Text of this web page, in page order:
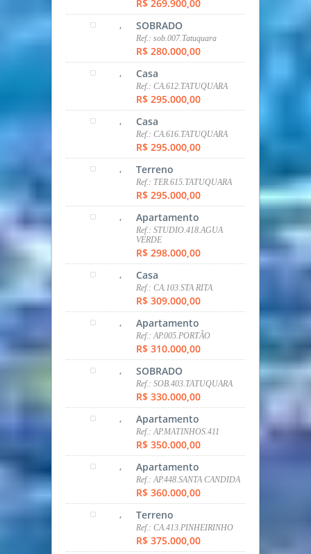
R$ 269.900,00
, SOBRADO
Ref.: sob.007.Tatuquara
R$ 280.000,00
, Casa
Ref.: CA.612.TATUQUARA
R$ 295.000,00
, Casa
Ref.: CA.616.TATUQUARA
R$ 295.000,00
, Terreno
Ref.: TER.615.TATUQUARA
R$ 295.000,00
, Apartamento
Ref.: STUDIO.418.AGUA
VERDE
R$ 298.000,00
, Casa
Ref.: CA.103.STA RITA
R$ 309.000,00
, Apartamento
Ref.: AP.005.PORTÃO
R$ 310.000,00
, SOBRADO
Ref.: SOB.403.TATUQUARA
R$ 330.000,00
, Apartamento
Ref.: AP.MATINHOS.411
R$ 350.000,00
, Apartamento
Ref.: AP.448.SANTA CANDIDA
R$ 360.000,00
, Terreno
Ref.: CA.413.PINHEIRINHO
R$ 375.000,00